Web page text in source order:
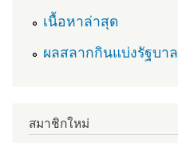
เนื้อหาล่าสุด
ผลสลากกินแบ่งรัฐบาล
สมาชิกใหม่